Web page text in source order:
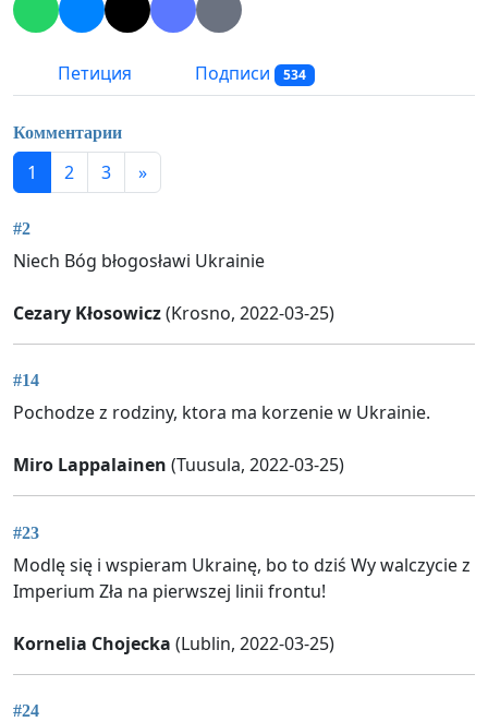
Петиция Подписи 534
Комментарии
1 2 3 »
#2
Niech Bóg błogosławi Ukrainie
Cezary Kłosowicz(Krosno, 2022-03-25)
#14
Pochodze z rodziny, ktora ma korzenie w Ukrainie.
Miro Lappalainen (Tuusula, 2022-03-25)
#23
Modlę się i wspieram Ukrainę, bo to dziś Wy walczycie z
Imperium Zła na pierwszej linii frontu!
Kornelia Chojecka (Lublin, 2022-03-25)
#24